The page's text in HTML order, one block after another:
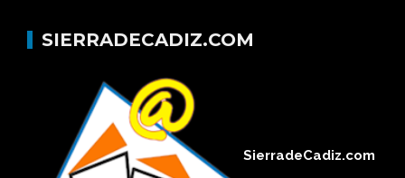
SIERRADECADIZ.COM
SierradeCadiz.com